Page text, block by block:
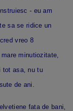
- eu am
sa se ridice un
vreo 8
minutiozitate,
tot asa, nu tu
de ani.
fata de bani,